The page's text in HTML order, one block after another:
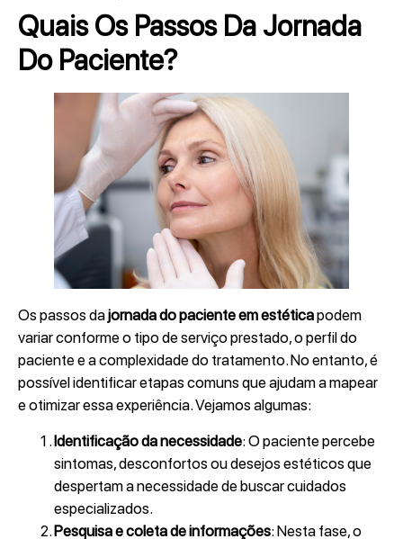
Quais Os Passos Da Jornada
Do Paciente?
Os passos dajornada do pacienteem estéticapodem
variar conforme o tipo de serviço prestado, o perfil do
paciente e a complexidade do tratamento. No entanto, é
possível identificar etapas comuns que ajudam a mapear
e otimizar essa experiência. Vejamos algumas:
Identificação da necessidade: O paciente percebe
sintomas, desconfortos ou desejos estéticos que
despertam a necessidade de buscar cuidados
especializados.
Pesquisa e coleta de informações: Nesta fase, o